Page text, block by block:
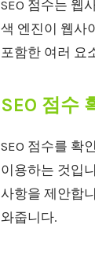
SEO 점수는 웹
색 엔진이 웹사
포함한 여러 요
SEO 점수
SEO 점수를 확
이용하는 것입
사항을 제안합
와줍니다.